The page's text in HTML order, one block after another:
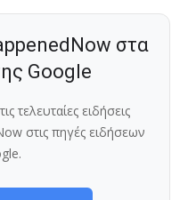
στα
Google
τελευταίες ειδήσεις
στις πηγές ειδήσεων